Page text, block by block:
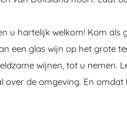
u hartelijk welkom! Kom als
een glas wijn op het grote
wijnen, tot u nemen.
de omgeving. En omdat